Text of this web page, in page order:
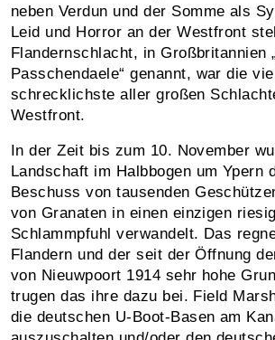
neben Verdun und der Somme als
Leid und Horror an der Westfront
Flandernschlacht, in Großbritannien
Passchendaele“ genannt, war die
schrecklichste aller großen
Westfront.
In der Zeit bis zum 10. November
Landschaft im Halbbogen um Ypern
Beschuss von tausenden
von Granaten in einen einzigen
Schlammpfuhl verwandelt. Das
Flandern und der seit der Öffnung
von Nieuwpoort 1914 sehr hohe
trugen das ihre dazu bei. Field
die deutschen U-Boot-Basen am